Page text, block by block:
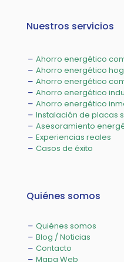
Nuestros servicios
Ahorro energético
Ahorro energético
Ahorro energético
Ahorro energético
Ahorro energético
Instalación de placas
Asesoramiento
Experiencias reales
Casos de éxito
Quiénes somos
Quiénes somos
Blog / Noticias
Contacto
Mapa Web